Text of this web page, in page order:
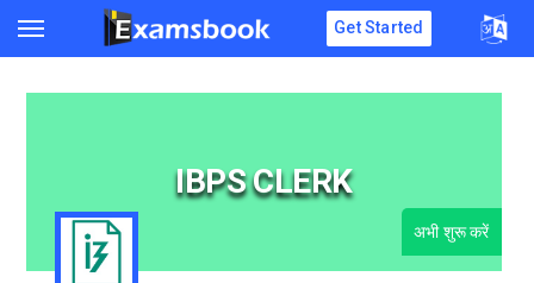
Get Started
IBPS CLERK
अभी शुरू करें